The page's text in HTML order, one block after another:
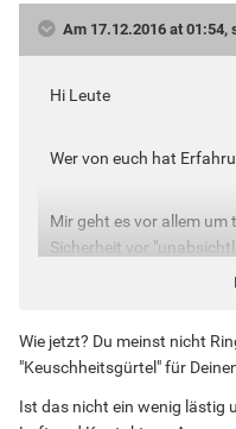
Am 17.12.2016 at 01:54,
Hi Leute
Wer von euch hat
Mir geht es vor allem
Sicherheit vor
wegen Gewicht und das
angefühlt aber hat nach
Wie jetzt? Du meinst nicht
"Keuschheitsgürtel" für
Ist das nicht ein wenig lästig